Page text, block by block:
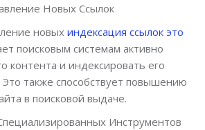
Новых Ссылок
новых индексация ссылок это
поисковым системам активно
контента и индексировать его
также способствует повышению
в поисковой выдаче.
Инструментов